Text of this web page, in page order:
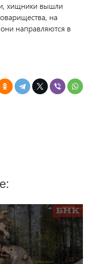
хищники вышли
на
направляются в